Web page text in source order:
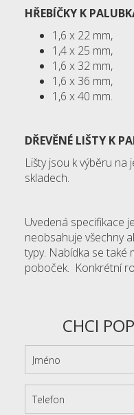
HŘEBÍČKY K
1,6 x 22 mm,
1,4 x 25 mm,
1,6 x 32 mm,
1,6 x 36 mm,
1,6 x 40 mm.
DŘEVĚNÉ LIŠTY K
Lišty jsou k výběru na
skladech.
Uvedená specifikace
neobsahuje všechny
typy. Nabídka se také
poboček. Konkrétní
CHCI